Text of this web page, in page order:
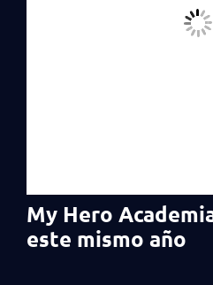
My Hero
este mismo año